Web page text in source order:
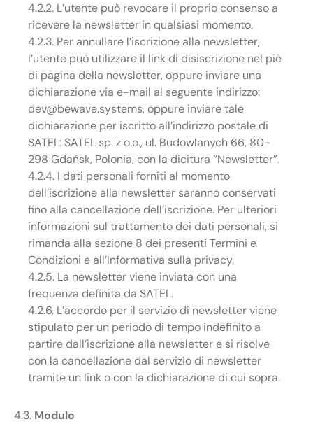
4.2.2. L’utente può revocare il proprio consenso a
ricevere la newsletter in qualsiasi momento.
4.2.3. Per annullare l’iscrizione alla newsletter,
l’utente può utilizzare il link di disiscrizione nel piè
di pagina della newsletter, oppure inviare una
dichiarazione via e-mail al seguente indirizzo:
dev@bewave.systems, oppure inviare tale
dichiarazione per iscritto all’indirizzo postale di
SATEL: SATEL sp. z o.o., ul. Budowlanych 66, 80-
298 Gdańsk, Polonia, con la dicitura “Newsletter”.
4.2.4. I dati personali forniti al momento
dell’iscrizione alla newsletter saranno conservati
fino alla cancellazione dell’iscrizione. Per ulteriori
informazioni sul trattamento dei dati personali, si
rimanda alla sezione 8 dei presenti Termini e
Condizioni e all’Informativa sulla privacy.
4.2.5. La newsletter viene inviata con una
frequenza definita da SATEL.
4.2.6. L’accordo per il servizio di newsletter viene
stipulato per un periodo di tempo indefinito a
partire dall’iscrizione alla newsletter e si risolve
con la cancellazione dal servizio di newsletter
tramite un link o con la dichiarazione di cui sopra.
4.3. Modulo